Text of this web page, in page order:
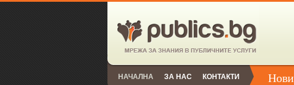
НАЧАЛНА ЗА НАС КОНТАКТИ